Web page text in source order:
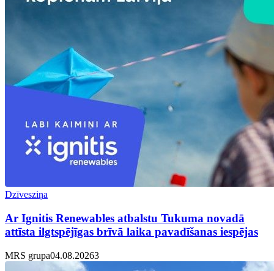
Dzīvesziņa
Ar Ignitis Renewables atbalstu Tukuma novadā
attīsta ilgtspējīgas brīvā laika pavadīšanas iespējas
MRS grupa04.08.20263